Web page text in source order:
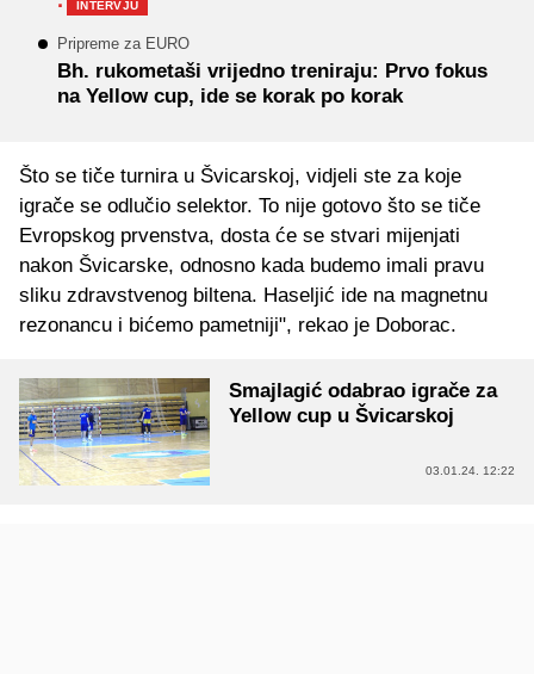
· INTERVJU
Pripreme za EURO
Bh. rukometaši vrijedno treniraju: Prvo fokus
na Yellow cup, ide se korak po korak
Što se tiče turnira u Švicarskoj, vidjeli ste za koje
igrače se odlučio selektor. To nije gotovo što se tiče
Evropskog prvenstva, dosta će se stvari mijenjati
nakon Švicarske, odnosno kada budemo imali pravu
sliku zdravstvenog biltena. Haseljić ide na magnetnu
rezonancu i bićemo pametniji", rekao je Doborac.
Smajlagić odabrao igrače za
Yellow cup u Švicarskoj
03.01.24. 12:22